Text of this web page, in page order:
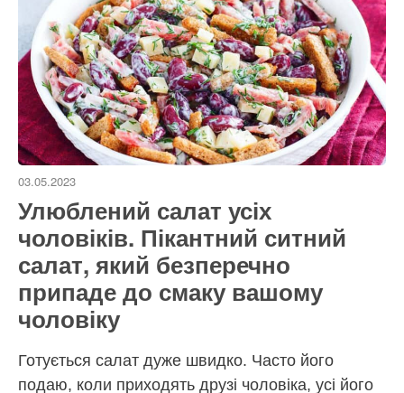
03.05.2023
Улюблений салат усіх
чоловіків. Пікантний ситний
салат, який безперечно
припаде до смаку вашому
чоловіку
Готується салат дуже швидко. Часто його
подаю, коли приходять друзі чоловіка, усі його